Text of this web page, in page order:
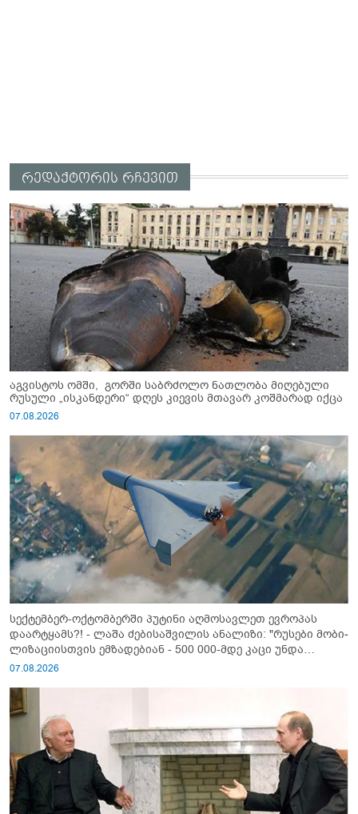
რედაქტორის რჩევით
აგვისტოს ომში, გორში საბრძოლო ნათლობა მიღებული
რუსული „ისკანდერი“ დღეს კიევის მთავარ კოშმარად იქცა
07.08.2026
სექტემბერ-ოქტომბერში პუტინი აღმოსავლეთ ევროპას
დაარტყამს?! - ლაშა ძებისაშვილის ანალიზი: "რუსები მობი­
ლიზაციისთვის ემზადებიან - 500 000-მდე კაცი უნდა
გაიწვიონ ომში"
07.08.2026